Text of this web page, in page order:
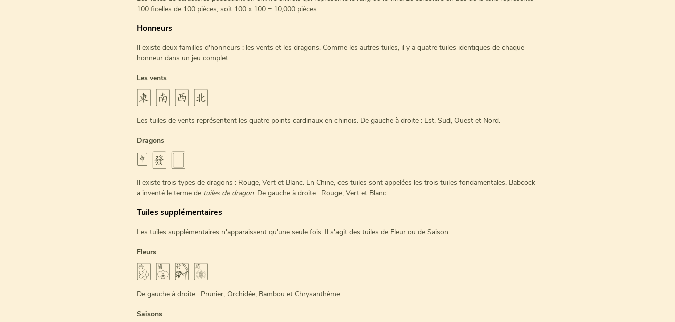
100 ficelles de 100 pièces, soit 100 x 100 = 10,000 pièces.
Honneurs
Il existe deux familles d'honneurs : les vents et les dragons. Comme les autres tuiles, il y a quatre tuiles identiques de chaque
honneur dans un jeu complet.
Les vents
🀀 🀁 🀂 🀃
Les tuiles de vents représentent les quatre points cardinaux en chinois. De gauche à droite : Est, Sud, Ouest et Nord.
Dragons
🀄 🀅 🀆
Il existe trois types de dragons : Rouge, Vert et Blanc. En Chine, ces tuiles sont appelées les trois tuiles fondamentales. Babcock
a inventé le terme de tuiles de dragon. De gauche à droite : Rouge, Vert et Blanc.
Tuiles supplémentaires
Les tuiles supplémentaires n'apparaissent qu'une seule fois. Il s'agit des tuiles de Fleur ou de Saison.
Fleurs
🀢 🀣 🀤 🀥
De gauche à droite : Prunier, Orchidée, Bambou et Chrysanthème.
Saisons